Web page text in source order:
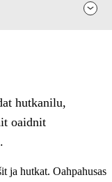
hutkanilu,
oaidnit
ja hutkat. Oahpahusas